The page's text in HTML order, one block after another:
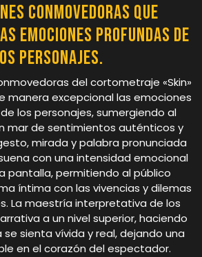
conmovedoras que
emociones profundas de
personajes.
del cortometraje «Skin»
manera excepcional las emociones
los personajes, sumergiendo al
mar de sentimientos auténticos y
mirada y palabra pronunciada
con una intensidad emocional
pantalla, permitiendo al público
íntima con las vivencias y dilemas
La maestría interpretativa de los
a un nivel superior, haciendo
sienta vívida y real, dejando una
en el corazón del espectador.